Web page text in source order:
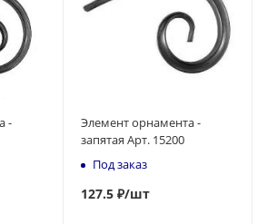
-
Элемент орнамента -
запятая Арт. 15200
Под заказ
127.5 ₽/шт